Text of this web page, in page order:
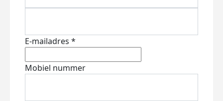
E-mailadres *
Mobiel nummer